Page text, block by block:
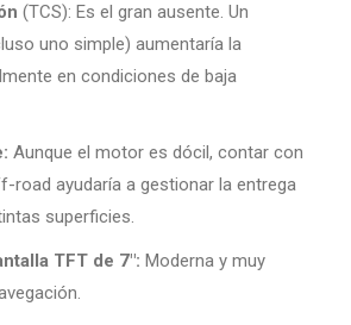
(TCS): Es el gran ausente. Un
uno simple) aumentaría la
en condiciones de baja
Aunque el motor es dócil, contar con
road ayudaría a gestionar la entrega
superficies.
TFT de 7″: Moderna y muy